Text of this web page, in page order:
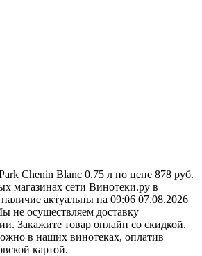
Chenin Blanc 0.75 л по цене 878 руб.
магазинах сети Винотеки.ру в
актуальны на 09:06 07.08.2026
не осуществляем доставку
Закажите товар онлайн со скидкой.
в наших винотеках, оплатив
картой.